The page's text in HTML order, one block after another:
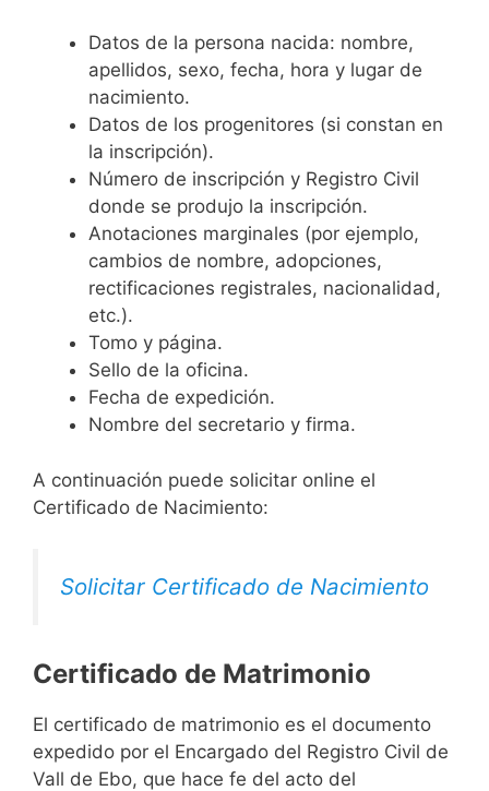
Datos de la persona nacida: nombre,
apellidos, sexo, fecha, hora y lugar de
nacimiento.
Datos de los progenitores (si constan en
la inscripción).
Número de inscripción y Registro Civil
donde se produjo la inscripción.
Anotaciones marginales (por ejemplo,
cambios de nombre, adopciones,
rectificaciones registrales, nacionalidad,
etc.).
Tomo y página.
Sello de la oficina.
Fecha de expedición.
Nombre del secretario y firma.
A continuación puede solicitar online el
Certificado de Nacimiento:
Solicitar Certificado de Nacimiento
Certificado de Matrimonio
El certificado de matrimonio es el documento
expedido por el Encargado del Registro Civil de
Vall de Ebo, que hace fe del acto del